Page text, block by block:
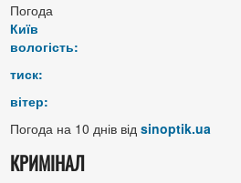
Погода
Київ
вологість:
тиск:
вітер:
Погода на 10 днів від sinoptik.ua
КРИМІНАЛ